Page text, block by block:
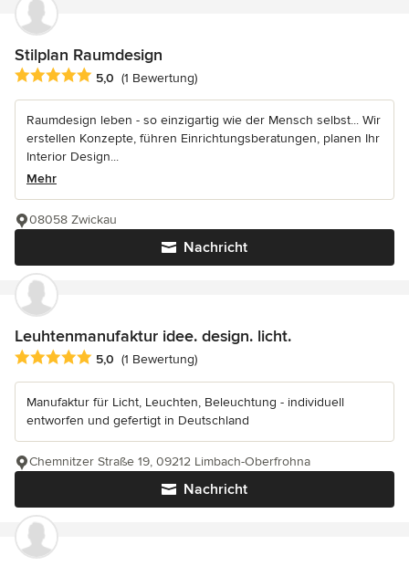
Stilplan Raumdesign
Durchschnittliche Bewertung: 5 von 5 Sternen
5,0 (1 Bewertung)
Raumdesign leben - so einzigartig wie der Mensch selbst... Wir
erstellen Konzepte, führen Einrichtungsberatungen, planen Ihr
Interior Design...
Mehr
Nachricht
08058 Zwickau
Leuhtenmanufaktur idee. design. licht.
Durchschnittliche Bewertung: 5 von 5 Sternen
5,0 (1 Bewertung)
Manufaktur für Licht, Leuchten, Beleuchtung - individuell
entworfen und gefertigt in Deutschland
Nachricht
Chemnitzer Straße 19, 09212 Limbach-Oberfrohna